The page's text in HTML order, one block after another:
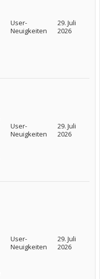
User-
Neuigkeiten
29. Juli
2026
User-
Neuigkeiten
29. Juli
2026
User-
Neuigkeiten
29. Juli
2026